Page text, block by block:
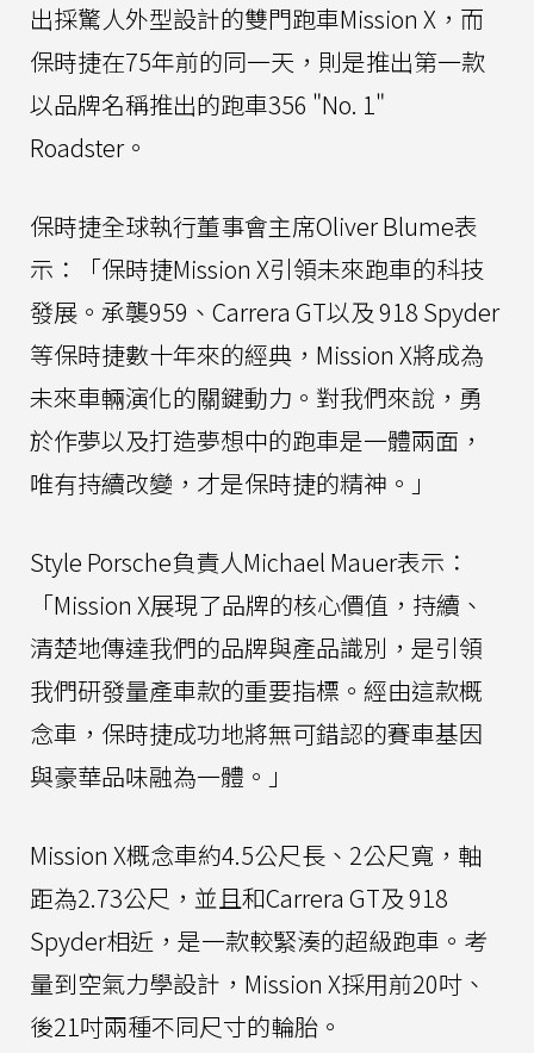
出採驚人外型設計的雙門跑車Mission X，而
保時捷在75年前的同一天，則是推出第一款
以品牌名稱推出的跑車356 "No. 1"
Roadster。
保時捷全球執行董事會主席Oliver Blume表
示：「保時捷Mission X引領未來跑車的科技
發展。承襲959、Carrera GT以及 918 Spyder
等保時捷數十年來的經典，Mission X將成為
未來車輛演化的關鍵動力。對我們來說，勇
於作夢以及打造夢想中的跑車是一體兩面，
唯有持續改變，才是保時捷的精神。」
Style Porsche負責人Michael Mauer表示：
「Mission X展現了品牌的核心價值，持續、
清楚地傳達我們的品牌與產品識別，是引領
我們研發量產車款的重要指標。經由這款概
念車，保時捷成功地將無可錯認的賽車基因
與豪華品味融為一體。」
Mission X概念車約4.5公尺長、2公尺寬，軸
距為2.73公尺，並且和Carrera GT及 918
Spyder相近，是一款較緊湊的超級跑車。考
量到空氣力學設計，Mission X採用前20吋、
後21吋兩種不同尺寸的輪胎。